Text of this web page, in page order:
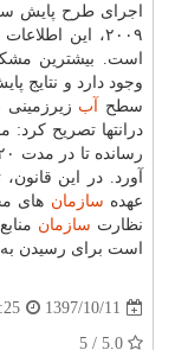
اجرای طرح پایش
۲۰۰۹، این
است. بیشترین
وجود دارد و نتایج
سطح آب
درانتها تصریح كرد:
آورد. در این
عهده سازمان های
نظارت سازمان منابع
است برای رسیدن به
1397/10/11